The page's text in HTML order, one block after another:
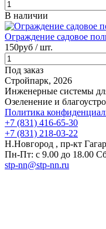
В наличии
Ограждение садовое
150руб / шт.
Под заказ
Стройпарк, 2026
Инженерные системы
Озеленение и
Политика
+7 (831) 416-65-30
+7 (831) 218-03-22
Н.Новгород , пр-кт
Пн-Пт: с 9.00 до 18.00
stp-nn@stp-nn.ru